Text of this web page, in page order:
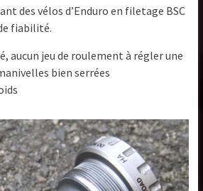
des vélos d’Enduro en filetage BSC
fiabilité.
aucun jeu de roulement à régler une
bien serrées